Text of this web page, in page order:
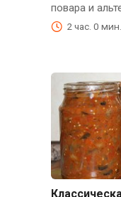
повара и
2 час. 0 мин.